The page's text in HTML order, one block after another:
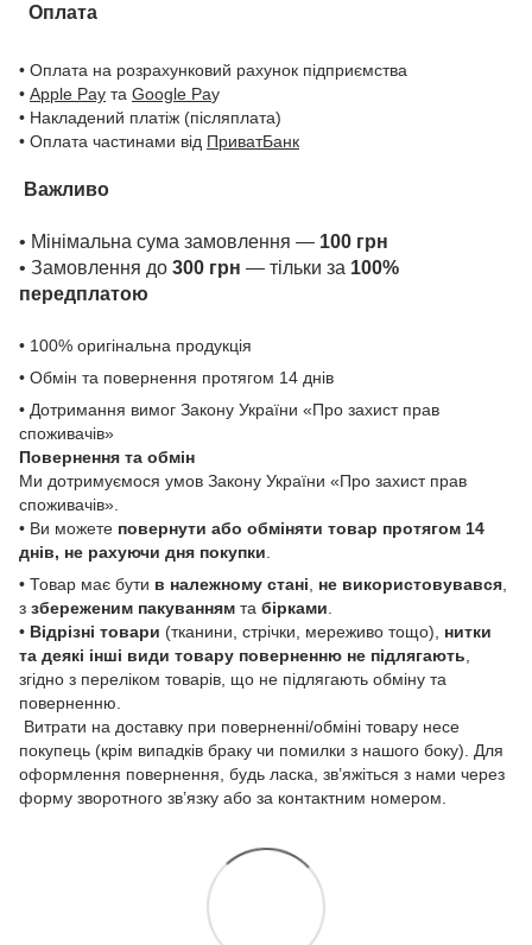
Оплата
• Оплата на розрахунковий рахунок підприємства
• Apple Pay та Google Pay
• Накладений платіж (післяплата)
• Оплата частинами від ПриватБанк
Важливо
• Мінімальна сума замовлення — 100 грн
• Замовлення до 300 грн — тільки за 100%
передплатою
• 100% оригінальна продукція
• Обмін та повернення протягом 14 днів
• Дотримання вимог Закону України «Про захист прав
споживачів»
Повернення та обмін
Ми дотримуємося умов Закону України «Про захист прав
споживачів».
• Ви можете повернути або обміняти товар протягом 14
днів, не рахуючи дня покупки
• Товар має бути в належному стані не використовувався
з збереженим пакуванням та бірками
• Відрізні товари (тканини, стрічки, мереживо тощо), нитки
та деякі інші види товару поверненню не підлягають
згідно з переліком товарів, що не підлягають обміну та
поверненню.
Витрати на доставку при поверненні/обміні товару несе
покупець (крім випадків браку чи помилки з нашого боку). Для
оформлення повернення, будь ласка, зв’яжіться з нами через
форму зворотного зв’язку або за контактним номером.